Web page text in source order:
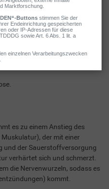
die Muskulatur nieder.
sind echte
führen, dass sich die
es zu einem Anstieg des
der mit einer
und der Sauerstoffversorgung
verhärtet sich und schmerzt.
die Nervenwurzeln, sodass es
kommt.